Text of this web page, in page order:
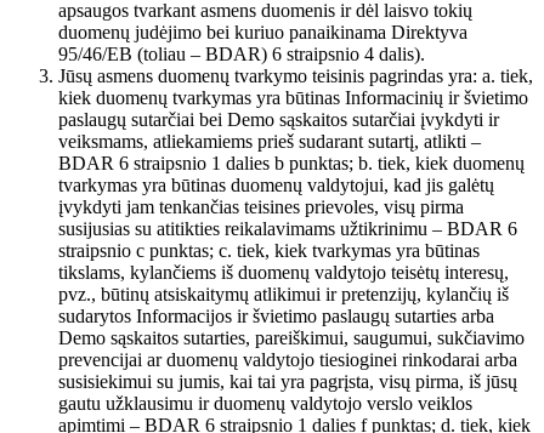
apsaugos tvarkant asmens duomenis ir dėl laisvo tokių
duomenų judėjimo bei kuriuo panaikinama Direktyva
95/46/EB (toliau – BDAR) 6 straipsnio 4 dalis).
Jūsų asmens duomenų tvarkymo teisinis pagrindas yra: a. tiek,
kiek duomenų tvarkymas yra būtinas Informacinių ir švietimo
paslaugų sutarčiai bei Demo sąskaitos sutarčiai įvykdyti ir
veiksmams, atliekamiems prieš sudarant sutartį, atlikti –
BDAR 6 straipsnio 1 dalies b punktas; b. tiek, kiek duomenų
tvarkymas yra būtinas duomenų valdytojui, kad jis galėtų
įvykdyti jam tenkančias teisines prievoles, visų pirma
susijusias su atitikties reikalavimams užtikrinimu – BDAR 6
straipsnio c punktas; c. tiek, kiek tvarkymas yra būtinas
tikslams, kylančiems iš duomenų valdytojo teisėtų interesų,
pvz., būtinų atsiskaitymų atlikimui ir pretenzijų, kylančių iš
sudarytos Informacijos ir švietimo paslaugų sutarties arba
Demo sąskaitos sutarties, pareiškimui, saugumui, sukčiavimo
prevencijai ar duomenų valdytojo tiesioginei rinkodarai arba
susisiekimui su jumis, kai tai yra pagrįsta, visų pirma, iš jūsų
gautu užklausimu ir duomenų valdytojo verslo veiklos
apimtimi – BDAR 6 straipsnio 1 dalies f punktas; d. tiek, kiek